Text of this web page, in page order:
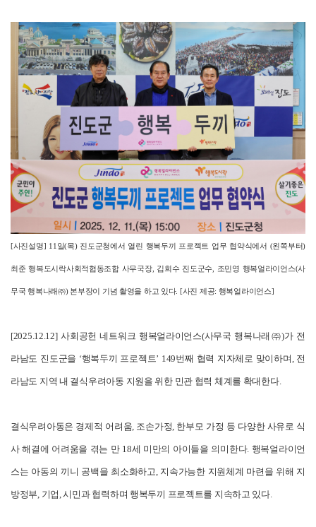
[사진설명] 11 일(목) 진도군청에서 열린 행복두끼 프로젝트 업무 협약식에서 (왼쪽부터)
최준 행복도시락사회적협동조합 사무국장, 김희수 진도군수, 조민영 행복얼라이언스(사
무국 행복나래㈜) 본부장이 기념 촬영을 하고 있다. [사진 제공: 행복얼라이언스]
[2025.12.12]사회공헌 네트워크 행복얼라이언스(사무국 행복나래㈜)가 전
라남도 진도군을 ‘행복두끼 프로젝트’ 149번째 협력 지자체로 맞이하며, 전
라남도 지역 내 결식우려아동 지원을 위한 민관 협력 체계를 확대한다.
결식우려아동은 경제적 어려움, 조손가정, 한부모 가정 등 다양한 사유로 식
사 해결에 어려움을 겪는 만 18세 미만의 아이들을 의미한다. 행복얼라이언
스는 아동의 끼니 공백을 최소화하고, 지속가능한 지원체계 마련을 위해 지
방정부, 기업, 시민과 협력하며 행복두끼 프로젝트를 지속하고 있다.